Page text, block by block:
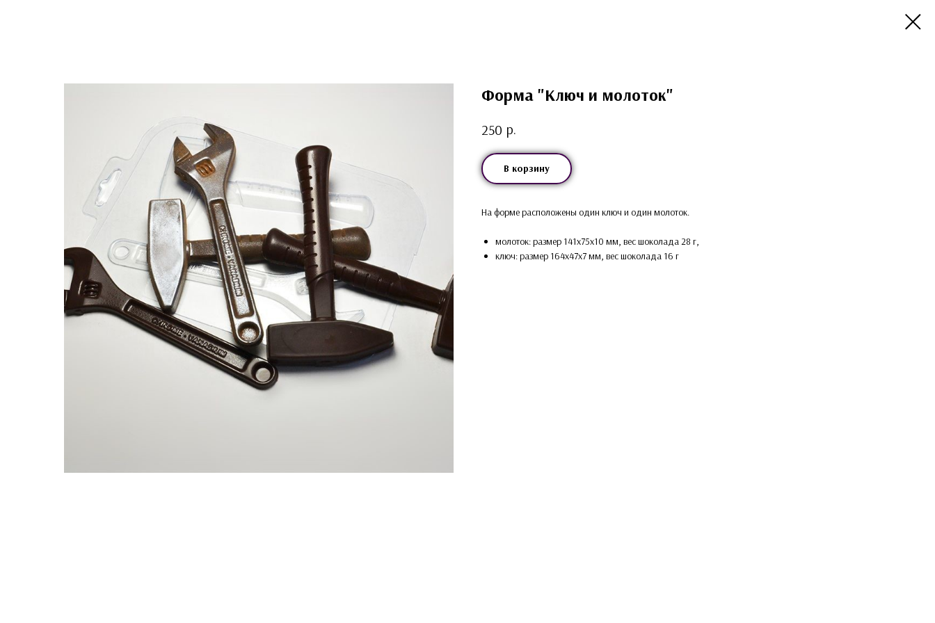
Форма "Ключ и молоток"
250 р.
В корзину
На форме расположены один ключ и один молоток.
молоток: размер 141x75x10 мм, вес шоколада 28 г,
ключ: размер 164x47x7 мм, вес шоколада 16 г